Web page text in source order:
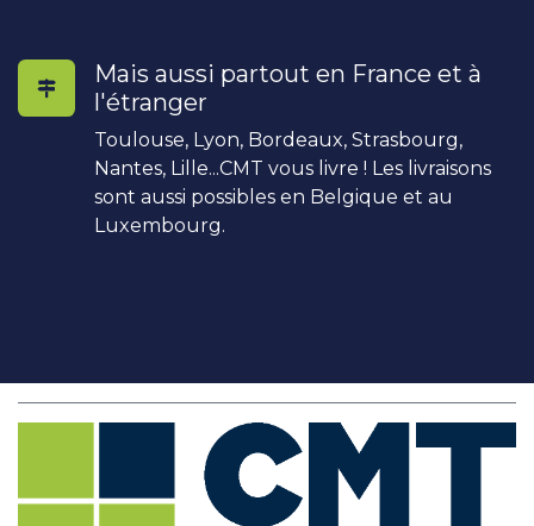
Mais aussi partout en France et à
l'étranger
Toulouse, Lyon, Bordeaux, Strasbourg,
Nantes, Lille...CMT vous livre ! Les livraisons
sont aussi possibles en Belgique et au
Luxembourg.